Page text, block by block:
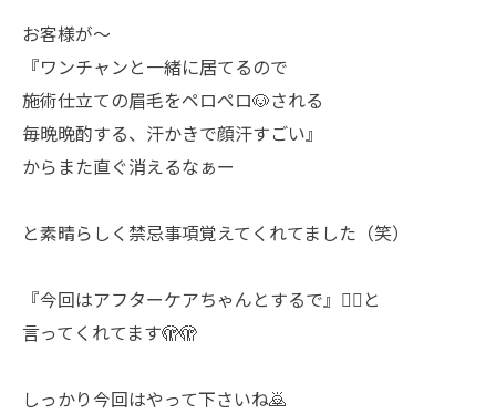
お客様が～
『ワンチャンと一緒に居てるので
施術仕立ての眉毛をペロペロ🐶される
毎晩晩酌する、汗かきで顔汗すごい』
からまた直ぐ消えるなぁー
と素晴らしく禁忌事項覚えてくれてました（笑）
『今回はアフターケアちゃんとするで』🙅‍♂️と
言ってくれてます🫣🫣
しっかり今回はやって下さいね🙇